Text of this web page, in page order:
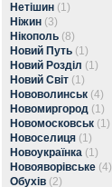
Нетішин (1)
Ніжин (3)
Нікополь (8)
Новий Путь (1)
Новий Розділ (1)
Новий Світ (1)
Нововолинськ (4)
Новомиргород (1)
Новомосковськ (1)
Новоселиця (1)
Новоукраїнка (1)
Новояворівське (4)
Обухів (2)